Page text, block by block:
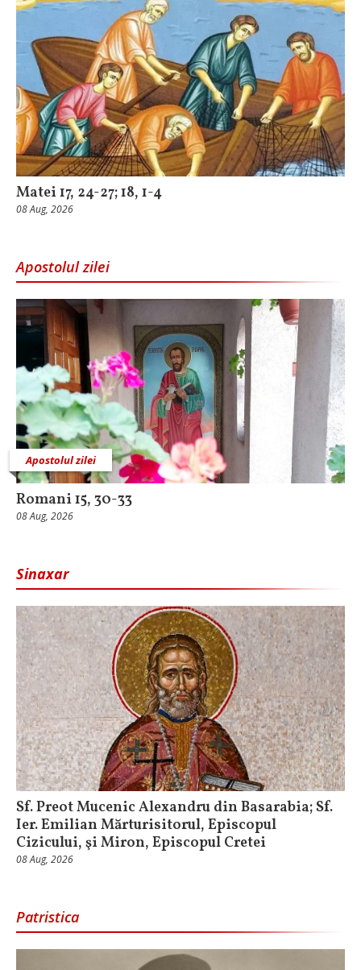
Matei 17, 24-27; 18, 1-4
08 Aug, 2026
Apostolul zilei
Apostolul zilei
Romani 15, 30-33
08 Aug, 2026
Sinaxar
Sf. Preot Mucenic Alexandru din Basarabia; Sf.
Ier. Emilian Mărturisitorul, Episcopul
Cizicului, şi Miron, Episcopul Cretei
08 Aug, 2026
Patristica